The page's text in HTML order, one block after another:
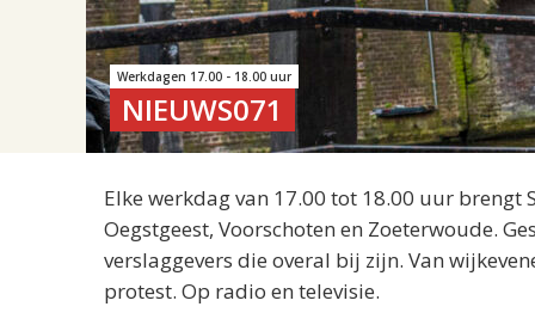
Werkdagen 17.00 - 18.00 uur
NIEUWS071
Elke werkdag van 17.00 tot 18.00 uur
Oegstgeest, Voorschoten en Zoeterwoude.
verslaggevers die overal bij zijn. Van
protest. Op radio en televisie.